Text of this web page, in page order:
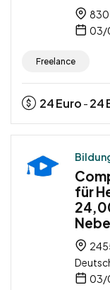
03/
Freelance
24Euro - 24
für
03/